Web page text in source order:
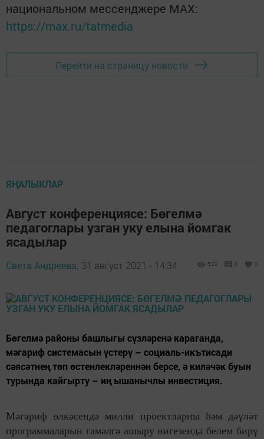
национальном мессенджере MАХ:
https://max.ru/tatmedia
Перейти на страницу новости
ЯҢАЛЫКЛАР
Август конференциясе: Бөгелмә
педагоглары узган уку елына йомгак
ясадылар
Света Андреева, 31 август 2021 - 14:34 522 0 0
Бөгелмә районы башлыгы сүзләренә караганда,
мәгариф системасын үстерү – социаль-икътисади
сәясәтнең төп өстенлекләреннән берсе, ә киләчәк буын
турында кайгырту – иң ышанычлы инвестиция.
Мәгариф өлкәсендә милли проектларны һәм дәүләт
программаларын гамәлгә ашыру нигезендә белем бирү